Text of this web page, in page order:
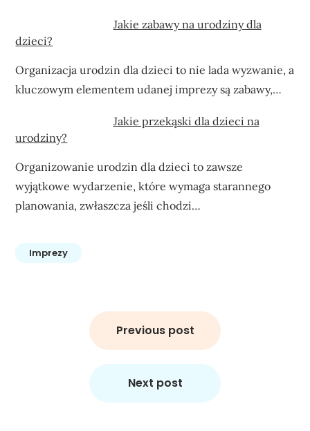
Jakie zabawy na urodziny dla
dzieci?
Organizacja urodzin dla dzieci to nie lada wyzwanie, a
kluczowym elementem udanej imprezy są zabawy,…
Jakie przekąski dla dzieci na
urodziny?
Organizowanie urodzin dla dzieci to zawsze
wyjątkowe wydarzenie, które wymaga starannego
planowania, zwłaszcza jeśli chodzi…
Imprezy
Previous post
Next post